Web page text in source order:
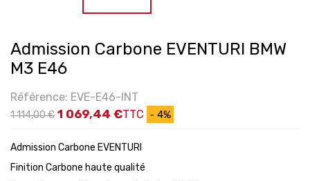
Admission Carbone EVENTURI BMW
M3 E46
Référence: EVE-E46-INT
1 114,00 € 1 069,44 €TTC - 4%
Admission Carbone EVENTURI
Finition Carbone haute qualité